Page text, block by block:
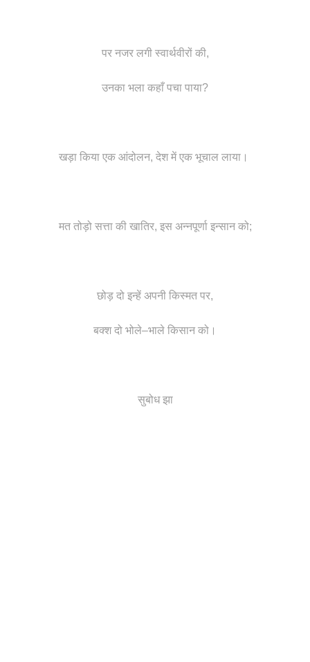
पर नजर लगी स्वार्थवीरों की,
उनका भला कहाँ पचा पाया?
खड़ा किया एक आंदोलन, देश में एक भूचाल लाया।
मत तोड़ो सत्ता की खातिर, इस अन्नपूर्णा इन्सान को;
छोड़ दो इन्हें अपनी किस्मत पर,
बक्श दो भोले–भाले किसान को।
सुबोध झा